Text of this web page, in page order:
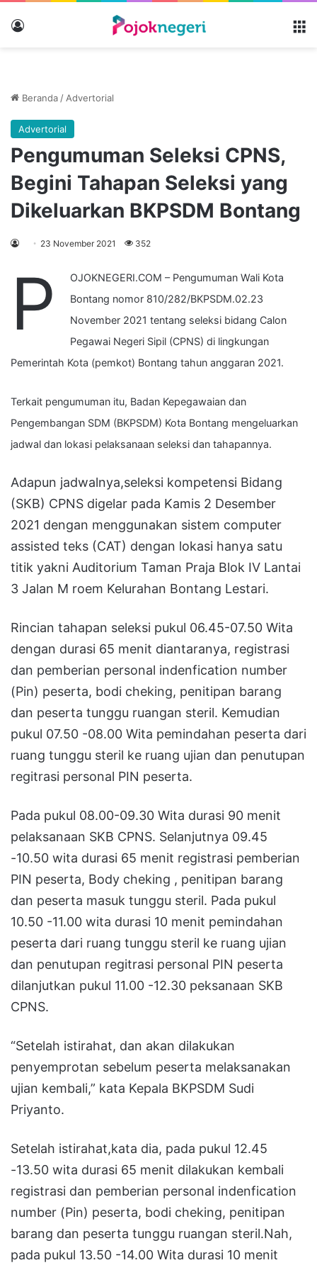
Beranda / Advertorial
Advertorial
Pengumuman Seleksi CPNS,
Begini Tahapan Seleksi yang
Dikeluarkan BKPSDM Bontang
23 November 2021 352
P OJOKNEGERI.COM – Pengumuman Wali Kota
Bontang nomor 810/282/BKPSDM.02.23
November 2021 tentang seleksi bidang Calon
Pegawai Negeri Sipil (CPNS) di lingkungan
Pemerintah Kota (pemkot) Bontang tahun anggaran 2021.
Terkait pengumuman itu, Badan Kepegawaian dan
Pengembangan SDM (BKPSDM) Kota Bontang mengeluarkan
jadwal dan lokasi pelaksanaan seleksi dan tahapannya.
Adapun jadwalnya,seleksi kompetensi Bidang
(SKB) CPNS digelar pada Kamis 2 Desember
2021 dengan menggunakan sistem computer
assisted teks (CAT) dengan lokasi hanya satu
titik yakni Auditorium Taman Praja Blok IV Lantai
3 Jalan M roem Kelurahan Bontang Lestari.
Rincian tahapan seleksi pukul 06.45-07.50 Wita
dengan durasi 65 menit diantaranya, registrasi
dan pemberian personal indenfication number
(Pin) peserta, bodi cheking, penitipan barang
dan peserta tunggu ruangan steril. Kemudian
pukul 07.50 -08.00 Wita pemindahan peserta dari
ruang tunggu steril ke ruang ujian dan penutupan
regitrasi personal PIN peserta.
Pada pukul 08.00-09.30 Wita durasi 90 menit
pelaksanaan SKB CPNS. Selanjutnya 09.45
-10.50 wita durasi 65 menit registrasi pemberian
PIN peserta, Body cheking , penitipan barang
dan peserta masuk tunggu steril. Pada pukul
10.50 -11.00 wita durasi 10 menit pemindahan
peserta dari ruang tunggu steril ke ruang ujian
dan penutupan regitrasi personal PIN peserta
dilanjutkan pukul 11.00 -12.30 peksanaan SKB
CPNS.
“Setelah istirahat, dan akan dilakukan
penyemprotan sebelum peserta melaksanakan
ujian kembali,” kata Kepala BKPSDM Sudi
Priyanto.
Setelah istirahat,kata dia, pada pukul 12.45
-13.50 wita durasi 65 menit dilakukan kembali
registrasi dan pemberian personal indenfication
number (Pin) peserta, bodi cheking, penitipan
barang dan peserta tunggu ruangan steril.Nah,
pada pukul 13.50 -14.00 Wita durasi 10 menit